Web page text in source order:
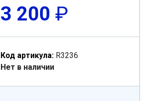
3 200 ₽
Код артикула: R3236
Нет в наличии